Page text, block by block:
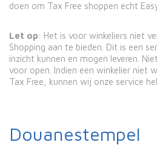
doen om Tax Free shoppen echt
Let op: Het is voor winkeliers niet
Shopping aan te bieden. Dit is een
inzicht kunnen en mogen leveren.
voor open. Indien een winkelier niet
Tax Free, kunnen wij onze service
Douanestempel